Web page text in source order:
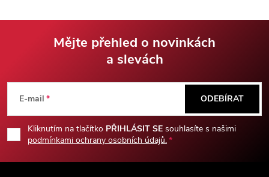
p
a
Mějte přehled o novinkách
a slevách
E-mail
Kliknutím na tlačítko PŘIHLÁSIT SE souhlasíte s našimi
podmínkami ochrany osobních údajů.
ODEBÍRAT